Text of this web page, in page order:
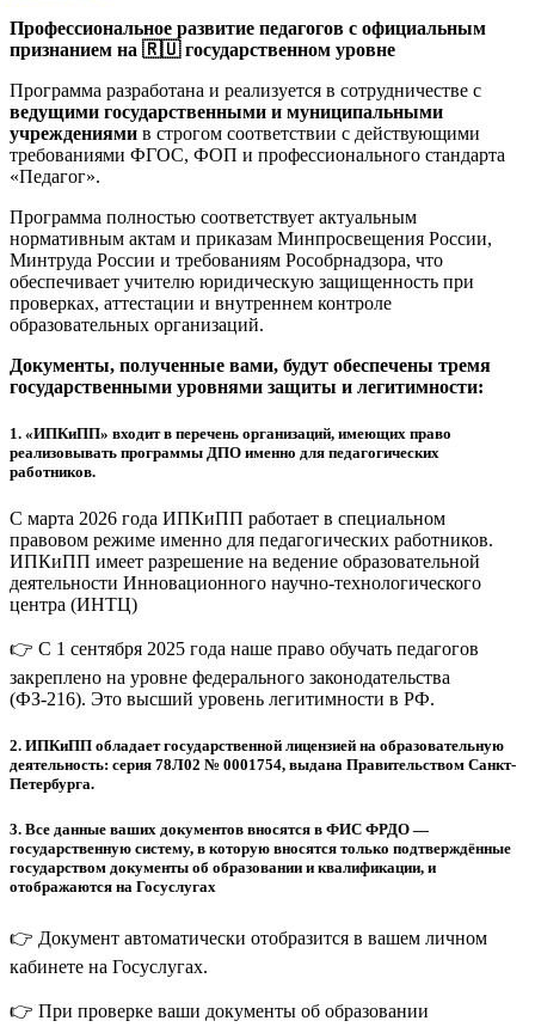
Профессиональное развитие педагогов с официальным
признанием на 🇷🇺 государственном уровне
Программа разработана и реализуется в сотрудничестве с
ведущими государственными и муниципальными
учреждениями в строгом соответствии с действующими
требованиями ФГОС, ФОП и профессионального стандарта
«Педагог».
Программа полностью соответствует актуальным
нормативным актам и приказам Минпросвещения России,
Минтруда России и требованиям Рособрнадзора, что
обеспечивает учителю юридическую защищенность при
проверках, аттестации и внутреннем контроле
образовательных организаций.
Документы, полученные вами, будут обеспечены тремя
государственными уровнями защиты и легитимности:
1. «ИПКиПП» входит в перечень организаций, имеющих право
реализовывать программы ДПО именно для педагогических
работников.
С марта 2026 года ИПКиПП работает в специальном
правовом режиме именно для педагогических работников.
ИПКиПП имеет разрешение на ведение образовательной
деятельности Инновационного научно-технологического
центра (ИНТЦ)
👉 С 1 сентября 2025 года наше право обучать педагогов
закреплено на уровне федерального законодательства
(ФЗ-216). Это высший уровень легитимности в РФ.
2. ИПКиПП обладает государственной лицензией на образовательную
деятельность: серия 78Л02 № 0001754, выдана Правительством Санкт-
Петербурга.
3. Все данные ваших документов вносятся в ФИС ФРДО —
государственную систему, в которую вносятся только подтверждённые
государством документы об образовании и квалификации, и
отображаются на Госуслугах
👉 Документ автоматически отобразится в вашем личном
кабинете на Госуслугах.
👉 При проверке ваши документы об образовании